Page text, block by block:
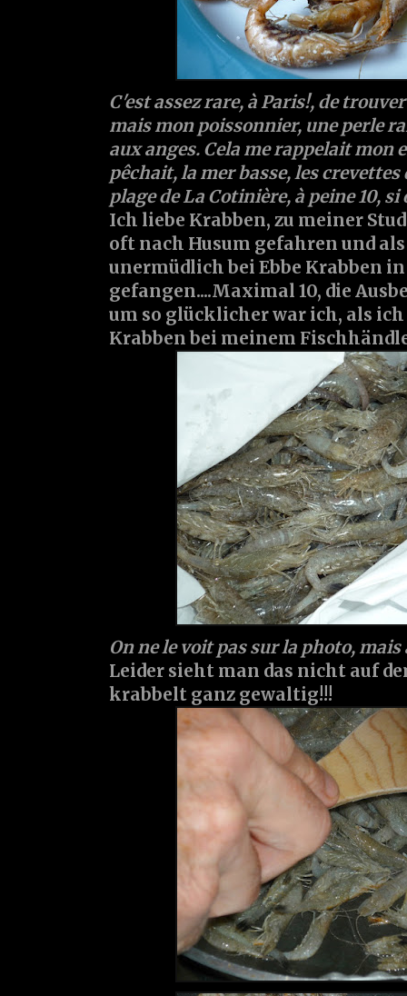
C'est assez rare, à Paris!, de
mais mon poissonnier, une perle
aux anges. Cela me rappelait mon
pêchait, la mer basse, les
plage de La Cotinière, à peine 10, si
Ich liebe Krabben, zu meiner
oft nach Husum gefahren und
unermüdlich bei Ebbe Krabben
gefangen....Maximal 10, die
um so glücklicher war ich, als
Krabben bei meinem
On ne le voit pas sur la photo,
Leider sieht man das nicht auf
krabbelt ganz gewaltig!!!